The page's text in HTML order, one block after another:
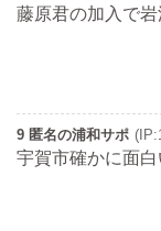
藤原君の加入で
9 匿名の浦和サポ
宇賀市確かに面白